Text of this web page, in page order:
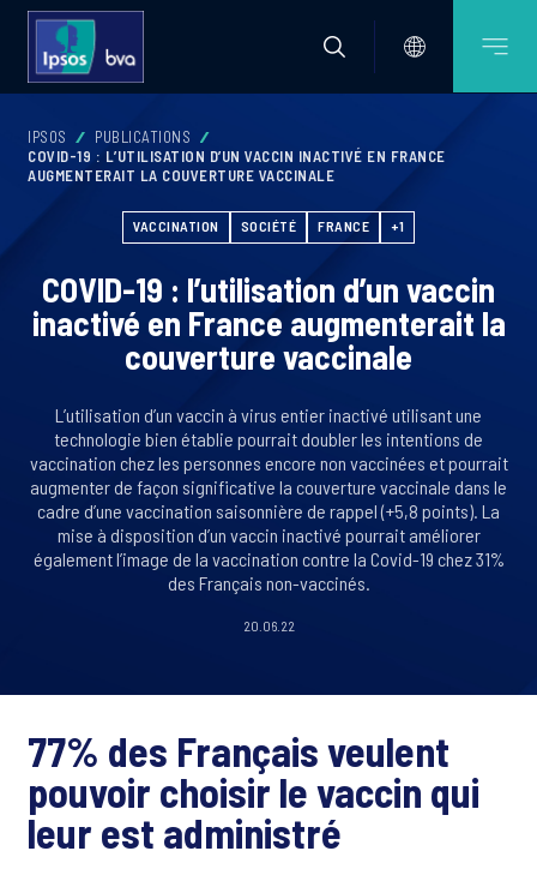
IPSOS
PUBLICATIONS
COVID-19 : L’UTILISATION D’UN VACCIN INACTIVÉ EN FRANCE
AUGMENTERAIT LA COUVERTURE VACCINALE
VACCINATION SOCIÉTÉ FRANCE +1
COVID-19 : l’utilisation d’un vaccin
inactivé en France augmenterait la
couverture vaccinale
L’utilisation d’un vaccin à virus entier inactivé utilisant une
technologie bien établie pourrait doubler les intentions de
vaccination chez les personnes encore non vaccinées et pourrait
augmenter de façon significative la couverture vaccinale dans le
cadre d’une vaccination saisonnière de rappel (+5,8 points). La
mise à disposition d’un vaccin inactivé pourrait améliorer
également l’image de la vaccination contre la Covid-19 chez 31%
des Français non-vaccinés.
20.06.22
77% des Français veulent
pouvoir choisir le vaccin qui
leur est administré